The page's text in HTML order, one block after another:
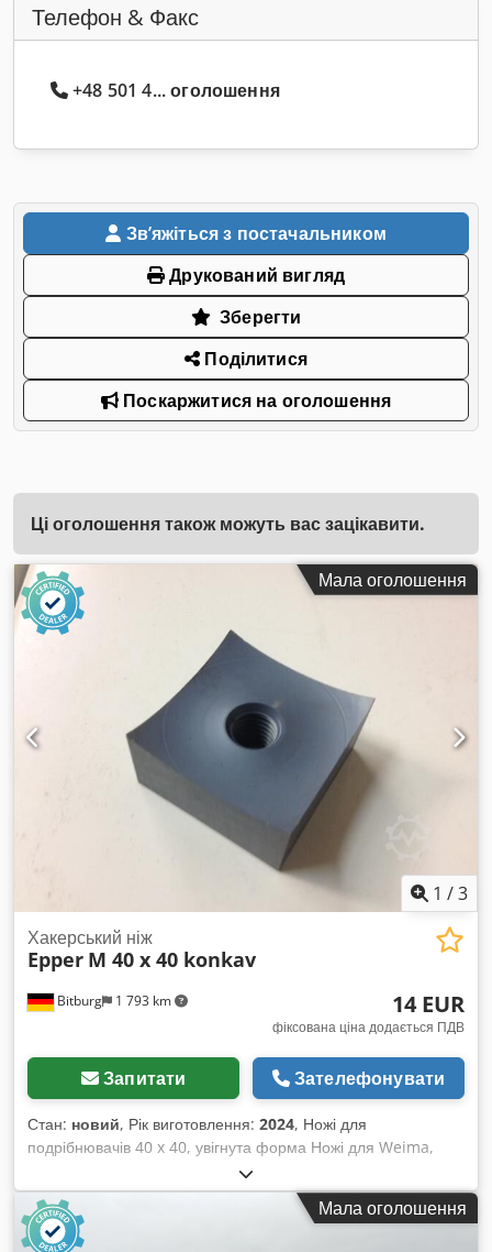
Телефон & Факс
+48 501 4... оголошення
Звʼяжіться з постачальником
Друкований вигляд
Зберегти
Поділитися
Поскаржитися на оголошення
Ці оголошення також можуть вас зацікавити.
Мала оголошення
1 /3
Bitburg 1 793 km
Хакерський ніж
Epper M 40 x 40 konkav
14 EUR
фіксована ціна додається ПДВ
Запитати Зателефонувати
Стан: новий, Рік виготовлення: 2024, Ножі для
подрібнювачів 40 x 40, увігнута форма Ножі для Weima,
Gross ... Підходять майже для всіх поширених
подрібнювачів/шредерів В наявності на складі в Бітбурзі
Dkodpfxjbxu Dhj Adysr Попередній продаж залишаємо за
собою
Мала оголошення